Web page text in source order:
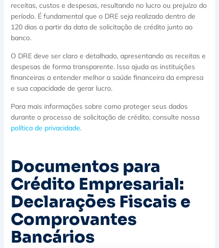
receitas, custos e despesas, resultando no lucro ou prejuízo do
período. É fundamental que o DRE seja realizado dentro de
120 dias a partir da data de solicitação de crédito junto ao
banco.
O DRE deve ser claro e detalhado, apresentando as receitas e
despesas de forma transparente. Isso ajuda as instituições
financeiras a entender melhor a saúde financeira da empresa
e sua capacidade de gerar lucro.
Para mais informações sobre como proteger seus dados
durante o processo de solicitação de crédito, consulte nossa
política de privacidade.
Documentos para
Crédito Empresarial:
Declarações Fiscais e
Comprovantes
Bancários